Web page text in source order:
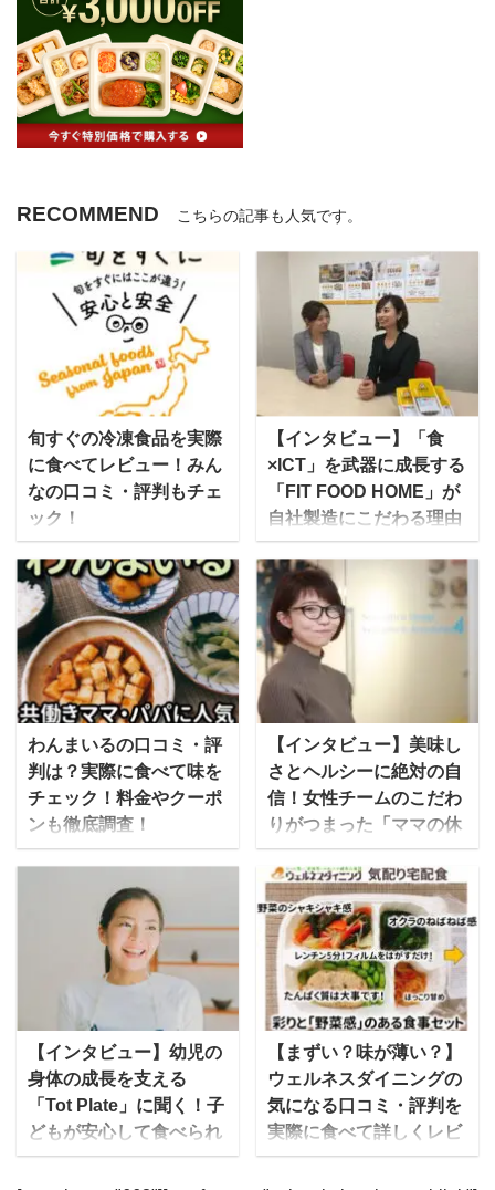
RECOMMEND こちらの記事も人気です。
旬すぐの冷凍食品を実際
に食べてレビュー！みん
なの口コミ・評判もチェ
ック！
会社ファンデリーが運営
する宅配食で旬の食材を
すぐに届けることから
「旬すぐ」とも呼ばれて
います。 信頼の置ける生
産者が作る食材を使い、
食品添加物を使用せずに
調理した冷凍食品を宅配
ですぐに届けてくれるサ
ービスとなっています。
使用して作られる料理
は、管理栄養士が監修し
ており、栄養バランスも
バッチリです。 また、日
本の四季を大切にし、そ
の時に仕入れた旬の食材
を使って食事を作るた
め、同じメニューは二度
とないと言われていま
す。 ゆいこ家に居ながら
全国の旬の食材を味わえ
るの ...
【インタビュー】「食
×ICT」を武器に成長する
「FIT FOOD HOME」が
自社製造にこだわる理由
とは？
一流シェフが手作りした
おかずを冷凍で届ける今
人気の健康宅食サービス
「FIT HOOD HOME（フ
ィットフードホー
ム）」。同サービスを運
営するAIVICK（アイヴィ
ック）は、実はもともと
IT企業だったのです。 ど
うしてIT企業の同社が宅
か？を詳しく聞きつつ、
FIT FOOD HOME のコン
セプトや現在人気のコー
スについて詳しくお聞き
しました。 IT企業の
「AIVICK」が健康宅食サ
ービスをはじめたわけ
mealee 今回はインタビ
ューをありがとうござい
ます。簡単に自己紹介を
お願いい ...
わんまいるの口コミ・評
判は？実際に食べて味を
チェック！料金やクーポ
ンも徹底調査！
は、合成保存料無添加の
安心感と味にこだわった
実力派の食事宅配サービ
スです。 流水解凍・湯せ
んなどで簡単に準備が出
来るので、高齢者の方や
忙しい主婦だけでなく、
一人暮らしで料理の手間
を省きたい人たちからも
人気になっています。 こ
【インタビュー】美味し
さとヘルシーに絶対の自
信！女性チームのこだわ
りがつまった「ママの休
食」にかける想いとは
”ステイホーム”が話題と
なった2020年は、新しい
タイプの宅食・宅配弁当
が続々と登場していま
す。ママ向けの冷凍宅食
サービスの「ママの休
食」も2020年に運営を開
始した新サービスです。
今回は「ママの休食」を
運営するセブンリッチグ
【インタビュー】幼児の
身体の成長を支える
「Tot Plate」に聞く！子
どもが安心して食べられ
る食事とは？
【まずい？味が薄い？】
ウェルネスダイニングの
気になる口コミ・評判を
実際に食べて詳しくレビ
ュー